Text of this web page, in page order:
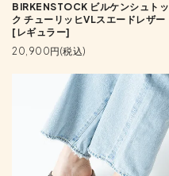
BIRKENSTOCK ビルケンシュトッ
ク チューリッヒVLスエードレザー
[レギュラー]
20,900円(税込)